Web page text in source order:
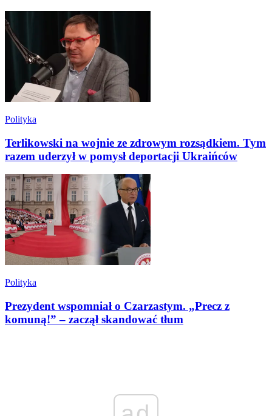
Polityka
Terlikowski na wojnie ze zdrowym rozsądkiem. Tym
razem uderzył w pomysł deportacji Ukraińców
Polityka
Prezydent wspomniał o Czarzastym. „Precz z
komuną!” – zaczął skandować tłum